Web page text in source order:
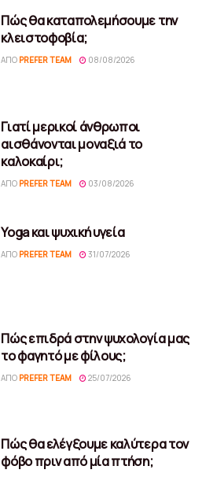
Πώς θα καταπολεμήσουμε την
κλειστοφοβία;
ΑΠΌ PREFER TEAM 08/08/2026
Γιατί μερικοί άνθρωποι
αισθάνονται μοναξιά το
καλοκαίρι;
ΑΠΌ PREFER TEAM 03/08/2026
Yoga και ψυχική υγεία
ΑΠΌ PREFER TEAM 31/07/2026
Πώς επιδρά στην ψυχολογία μας
το φαγητό με φίλους;
ΑΠΌ PREFER TEAM 25/07/2026
Πώς θα ελέγξουμε καλύτερα τον
φόβο πριν από μία πτήση;